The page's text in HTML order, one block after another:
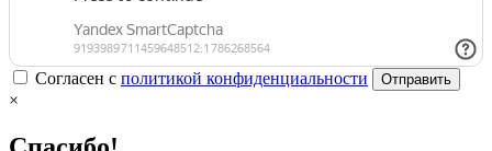
Согласен с политикой конфиденциальности Отправить
×